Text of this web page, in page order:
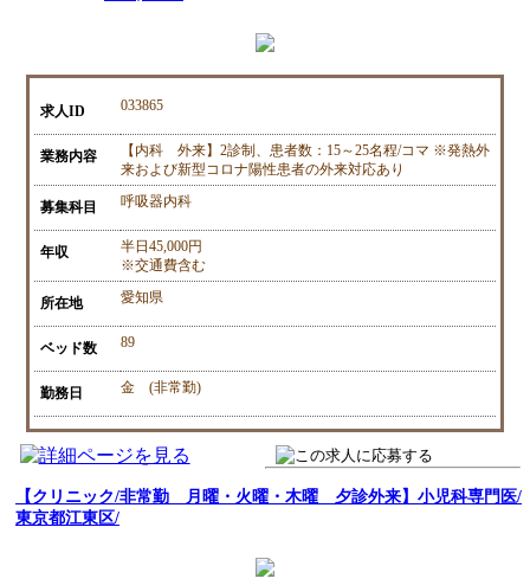
求人ID 033865
業務内容
【内科 外来】2診制、患者数：15～25名程/コマ ※発熱外
来および新型コロナ陽性患者の外来対応あり
募集科目 呼吸器内科
年収
半日45,000円
※交通費含む
所在地 愛知県
ベッド数 89
勤務日 金 (非常勤)
【クリニック/非常勤 月曜・火曜・木曜 夕診外来】小児科専門医/
東京都江東区/